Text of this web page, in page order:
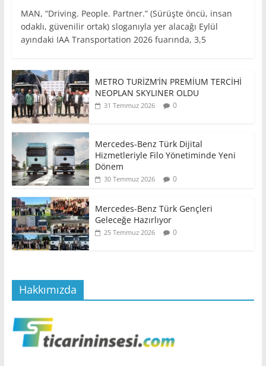
MAN, “Driving. People. Partner.” (Sürüşte öncü, insan
odaklı, güvenilir ortak) sloganıyla yer alacağı Eylül
ayındaki IAA Transportation 2026 fuarında, 3,5
METRO TURİZM’İN PREMİUM TERCİHİ
NEOPLAN SKYLINER OLDU
31 Temmuz 2026 0
Mercedes-Benz Türk Dijital
Hizmetleriyle Filo Yönetiminde Yeni
Dönem
30 Temmuz 2026 0
Mercedes-Benz Türk Gençleri
Geleceğe Hazırlıyor
25 Temmuz 2026 0
Hakkımızda